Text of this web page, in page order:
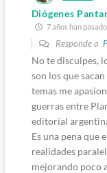
Diógenes
7 años han
Responde a
No te disculpes,
son los que
temas me
guerras entre
editorial
Es una pena que
realidades
mejorando poco